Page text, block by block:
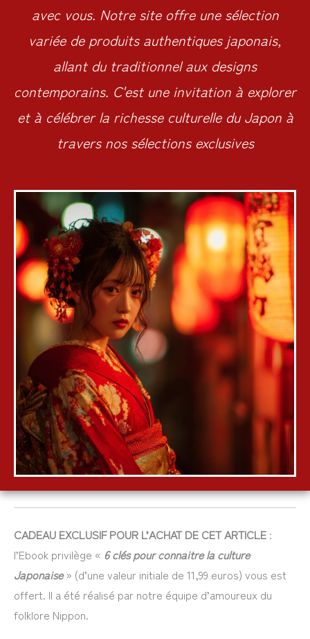
avec vous. Notre site offre une sélection
variée de produits authentiques japonais,
allant du traditionnel aux designs
contemporains. C'est une invitation à explorer
et à célébrer la richesse culturelle du Japon à
travers nos sélections exclusives
CADEAU EXCLUSIF POUR L’ACHAT DE CET ARTICLE :
l’Ebook privilège « 6 clés pour connaitre la culture
Japonaise» (d’une valeur initiale de 11,99 euros) vous est
offert. Il a été réalisé par notre équipe d’amoureux du
folklore Nippon.